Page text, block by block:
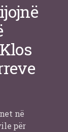
në
për